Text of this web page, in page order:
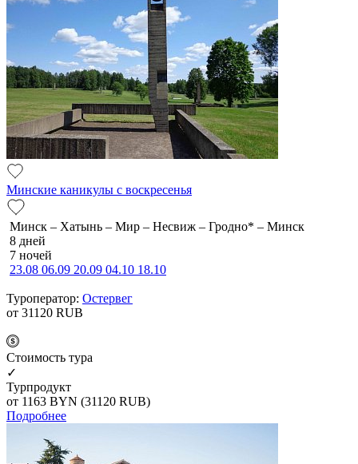
Минские каникулы с воскресенья
Минск – Хатынь – Мир – Несвиж – Гродно* – Минск
8 дней
7 ночей
23.08 06.09 20.09 04.10 18.10
Туроператор: Остервег
от 31120 RUB
Cтоимость тура
✓
Турпродукт
от 1163 BYN (31120 RUB)
Подробнее